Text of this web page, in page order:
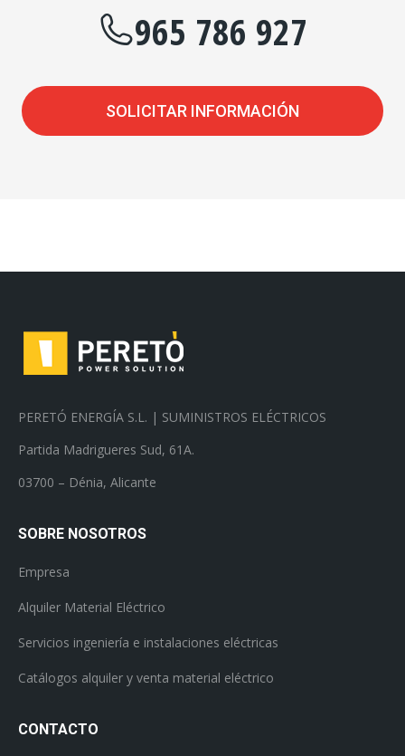
965 786 927
SOLICITAR INFORMACIÓN
PERETÓ ENERGÍA S.L. | SUMINISTROS ELÉCTRICOS
Partida Madrigueres Sud, 61A.
03700 – Dénia, Alicante
SOBRE NOSOTROS
Empresa
Alquiler Material Eléctrico
Servicios ingeniería e instalaciones eléctricas
Catálogos alquiler y venta material eléctrico
CONTACTO